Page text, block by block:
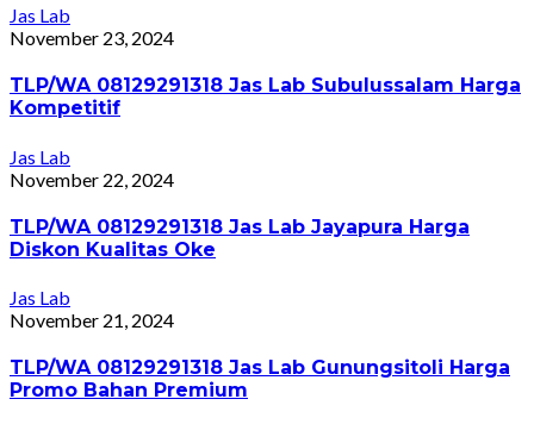
Jas Lab
November 23, 2024
TLP/WA 08129291318 Jas Lab Subulussalam Harga
Kompetitif
Jas Lab
November 22, 2024
TLP/WA 08129291318 Jas Lab Jayapura Harga
Diskon Kualitas Oke
Jas Lab
November 21, 2024
TLP/WA 08129291318 Jas Lab Gunungsitoli Harga
Promo Bahan Premium